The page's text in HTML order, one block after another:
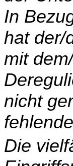
In
hat der/
mit
nicht
Die